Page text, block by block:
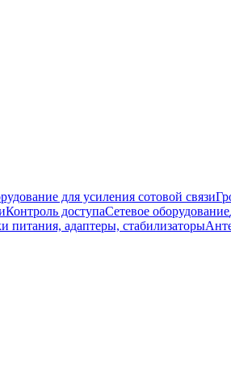
для усиления сотовой связи
Контроль доступаСетевое оборудование
питания, адаптеры, стабилизаторы